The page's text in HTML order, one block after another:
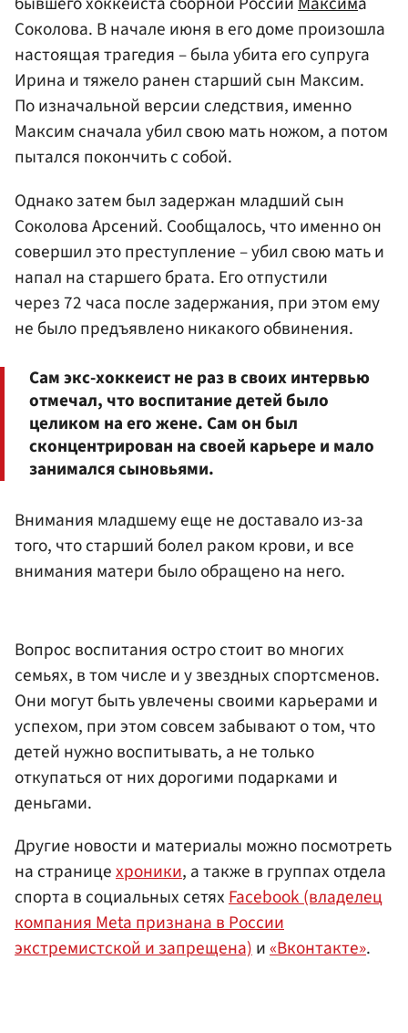
Соколова. В начале июня в его доме произошла
настоящая трагедия – была убита его супруга
Ирина и тяжело ранен старший сын Максим.
По изначальной версии следствия, именно
Максим сначала убил свою мать ножом, а потом
пытался покончить с собой.
Однако затем был задержан младший сын
Соколова Арсений. Сообщалось, что именно он
совершил это преступление – убил свою мать и
напал на старшего брата. Его отпустили
через 72 часа после задержания, при этом ему
не было предъявлено никакого обвинения.
Сам экс-хоккеист не раз в своих интервью
отмечал, что воспитание детей было
целиком на его жене. Сам он был
сконцентрирован на своей карьере и мало
занимался сыновьями.
Внимания младшему еще не доставало из-за
того, что старший болел раком крови, и все
внимания матери было обращено на него.
Вопрос воспитания остро стоит во многих
семьях, в том числе и у звездных спортсменов.
Они могут быть увлечены своими карьерами и
успехом, при этом совсем забывают о том, что
детей нужно воспитывать, а не только
откупаться от них дорогими подарками и
деньгами.
Другие новости и материалы можно посмотреть
на страницехроники, а также в группах отдела
спорта в социальных сетяхFacebook (владелец
компания Meta признана в России
экстремистской и запрещена)и«Вконтакте».